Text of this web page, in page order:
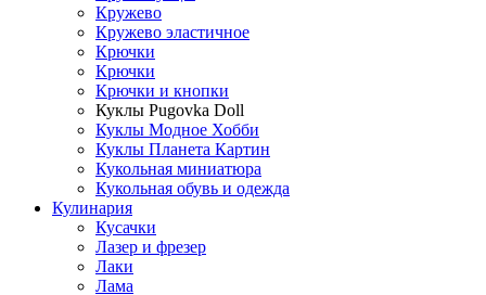
Кружево
Кружево эластичное
Крючки
Крючки
Крючки и кнопки
Куклы Pugovka Doll
Куклы Модное Хобби
Куклы Планета Картин
Кукольная миниатюра
Кукольная обувь и одежда
Кулинария
Кусачки
Лазер и фрезер
Лаки
Лама